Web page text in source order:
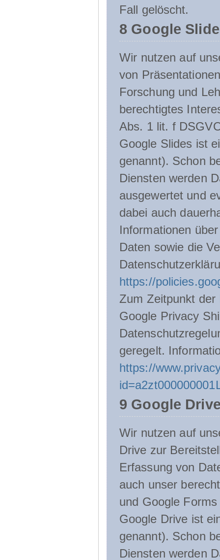
Fall gelöscht.
8 Google
Wir nutzen auf
von
Forschung und
berechtigtes
Abs. 1 lit. f
Google Slides ist
genannt). Schon
Diensten werden
ausgewertet und
dabei auch
Informationen
Daten sowie die
https://
Zum Zeitpunkt der
Google Privacy
geregelt.
https://
9 Google
Wir nutzen auf
Drive zur
Erfassung von
auch unser
und Google
Google Drive ist
genannt). Schon
Diensten werden